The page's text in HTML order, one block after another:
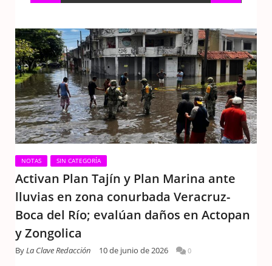
NOTAS SIN CATEGORÍA
Activan Plan Tajín y Plan Marina ante
lluvias en zona conurbada Veracruz-
Boca del Río; evalúan daños en Actopan
y Zongolica
ByLa Clave Redacción 10 de junio de 2026 0